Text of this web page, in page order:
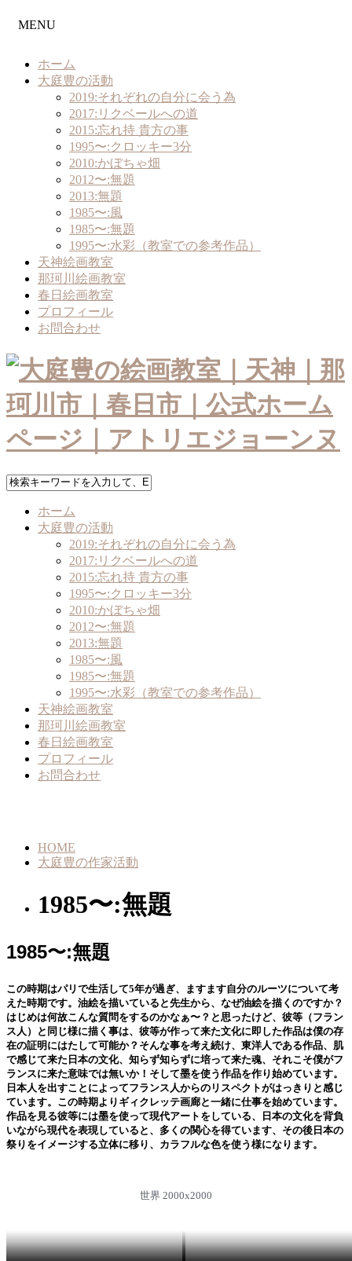
MENU
ホーム
大庭豊の活動
2019:それぞれの自分に会う為
2017:リクベールへの道
2015:忘れ持 貴方の事
1995〜:クロッキー3分
2010:かぼちゃ畑
2012〜:無題
2013:無題
1985〜:風
1985〜:無題
1995〜:水彩（教室での参考作品）
天神絵画教室
那珂川絵画教室
春日絵画教室
プロフィール
お問合わせ
ホーム
大庭豊の活動
2019:それぞれの自分に会う為
2017:リクベールへの道
2015:忘れ持 貴方の事
1995〜:クロッキー3分
2010:かぼちゃ畑
2012〜:無題
2013:無題
1985〜:風
1985〜:無題
1995〜:水彩（教室での参考作品）
天神絵画教室
那珂川絵画教室
春日絵画教室
プロフィール
お問合わせ
HOME
大庭豊の作家活動
1985〜:無題
1985〜:無題
この時期はパリで生活して5年が過ぎ、ますます自分のルーツについて考
えた時期です。油絵を描いていると先生から、なぜ油絵を描くのですか？
はじめは何故こんな質問をするのかなぁ〜？と思ったけど、彼等（フラン
ス人）と同じ様に描く事は、彼等が作って来た文化に即した作品は僕の存
在の証明にはたして可能か？そんな事を考え続け、東洋人である作品、肌
で感じて来た日本の文化、知らず知らずに培って来た魂、それこそ僕がフ
ランスに来た意味では無いか！そして墨を使う作品を作り始めています。
日本人を出すことによってフランス人からのリスペクトがはっきりと感じ
ています。この時期よりギィクレッテ画廊と一緒に仕事を始めています。
作品を見る彼等には墨を使って現代アートをしている、日本の文化を背負
いながら現代を表現していると、多くの関心を得ています、その後日本の
祭りをイメージする立体に移り、カラフルな色を使う様になります。
世界 2000x2000